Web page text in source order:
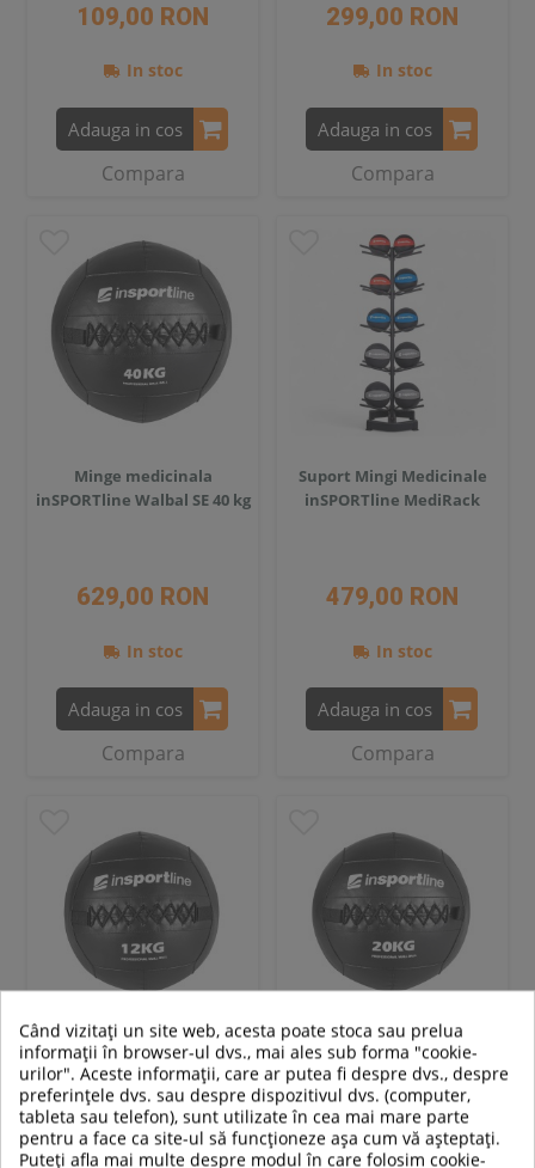
109,00 RON
In stoc
Adauga in cos
Compara
299,00 RON
In stoc
Adauga in cos
Compara
Minge medicinala
inSPORTline Walbal SE 40 kg
629,00 RON
In stoc
Adauga in cos
Compara
Suport Mingi Medicinale
inSPORTline MediRack
479,00 RON
In stoc
Adauga in cos
Compara
Minge Medicinala
inSPORTline Walbal SE 12 kg
Minge Medicinala
inSPORTline Walbal SE 20 kg
Când vizitați un site web, acesta poate stoca sau prelua
informații în browser-ul dvs., mai ales sub forma "cookie-
urilor". Aceste informații, care ar putea fi despre dvs., despre
preferințele dvs. sau despre dispozitivul dvs. (computer,
tableta sau telefon), sunt utilizate în cea mai mare parte
pentru a face ca site-ul să funcționeze așa cum vă așteptați.
Puteți afla mai multe despre modul în care folosim cookie-